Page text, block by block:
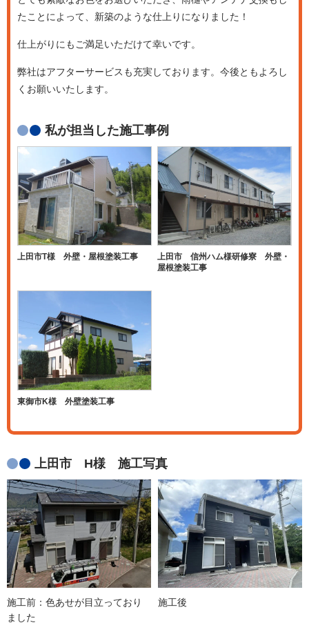
たことによって、新築のような仕上りになりました！
仕上がりにもご満足いただけて幸いです。
弊社はアフターサービスも充実しております。今後ともよろし
くお願いいたします。
私が担当した施工事例
上田市T様 外壁・屋根塗装工事
上田市 信州ハム様研修寮 外壁・
屋根塗装工事
東御市K様 外壁塗装工事
上田市 H様 施工写真
施工前：色あせが目立っており
ました
施工後